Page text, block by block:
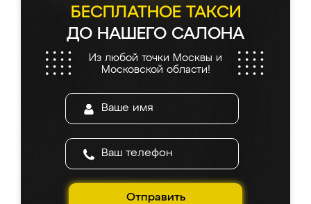
БЕСПЛАТНОЕ ТАКСИ
ДО НАШЕГО САЛОНА
Из любой точки Москвы и
Московской области!
Отправить